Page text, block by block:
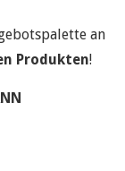
an
Produkten!